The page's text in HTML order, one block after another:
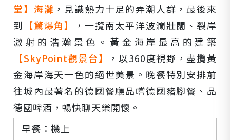
堂】海灘 ，見識熱力十足的弄潮人群，最後來
到
【驚爆角】
，一攬南太平洋波瀾壯闊、裂岸
激射的浩瀚景色。黃金海岸最高的建築
【SkyPoint觀景台】
，以360度視野，盡攬黃
金海岸海天一色的絕世美景。晚餐特別安排前
往城內最著名的德國餐廳品嚐德國豬腳餐、品
德國啤酒，暢快聊天樂開懷。
早餐：機上